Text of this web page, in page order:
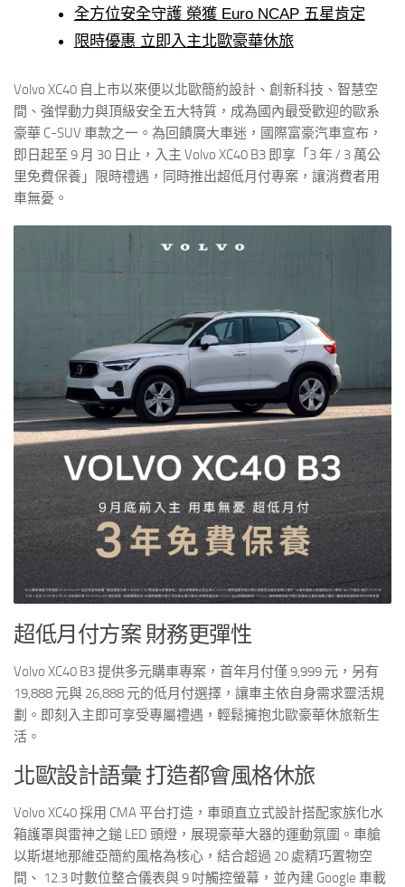
全方位安全守護 榮獲 Euro NCAP 五星肯定
限時優惠 立即入主北歐豪華休旅
Volvo XC40 自上市以來便以北歐簡約設計、創新科技、智慧空
間、強悍動力與頂級安全五大特質，成為國內最受歡迎的歐系
豪華 C-SUV 車款之一。為回饋廣大車迷，國際富豪汽車宣布，
即日起至 9 月 30 日止，入主 Volvo XC40 B3 即享「3 年 / 3 萬公
里免費保養」限時禮遇，同時推出超低月付專案，讓消費者用
車無憂。
超低月付方案 財務更彈性
Volvo XC40 B3 提供多元購車專案，首年月付僅 9,999 元，另有
19,888 元與 26,888 元的低月付選擇，讓車主依自身需求靈活規
劃。即刻入主即可享受專屬禮遇，輕鬆擁抱北歐豪華休旅新生
活。
北歐設計語彙 打造都會風格休旅
Volvo XC40 採用 CMA 平台打造，車頭直立式設計搭配家族化水
箱護罩與雷神之鎚 LED 頭燈，展現豪華大器的運動氛圍。車艙
以斯堪地那維亞簡約風格為核心，結合超過 20 處精巧置物空
間、 12.3 吋數位整合儀表與 9 吋觸控螢幕，並內建 Google 車載